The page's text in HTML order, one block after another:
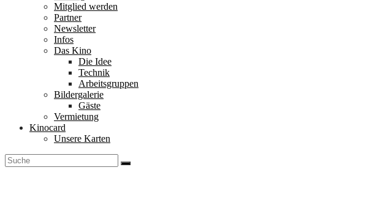
Mitglied werden
Partner
Newsletter
Infos
Das Kino
Die Idee
Technik
Arbeitsgruppen
Bildergalerie
Gäste
Vermietung
Kinocard
Unsere Karten